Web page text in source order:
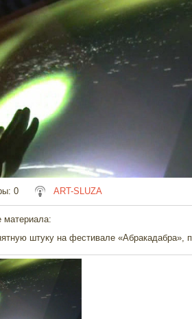
: 0 ART-SLUZA
материала:
штуку на фестивале «Абракадабра»,